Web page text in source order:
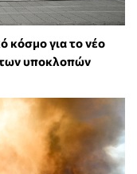
κόσμο για το νέο
υποκλοπών